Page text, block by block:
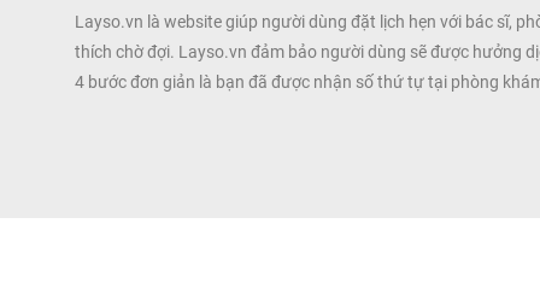
Layso.vn là website giúp người dùng đặt lịch hẹn với bác sĩ,
thích chờ đợi. Layso.vn đảm bảo người dùng sẽ được hưởng
4 bước đơn giản là bạn đã được nhận số thứ tự tại phòng